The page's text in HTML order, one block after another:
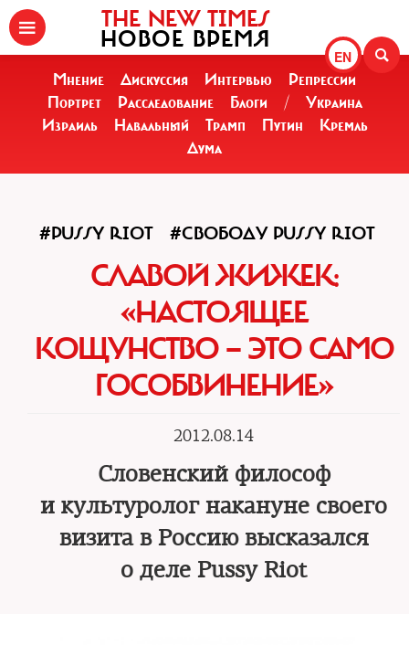
EN
THE NEW TIMES
НОВОЕ ВРЕМЯ
Мнение Дискуссия Интервью
Репрессии
Портрет
Расследование Блоги /
Украина
Израиль
Навальный Трамп Путин
Кремль
Дума
#PUSSY RIOT #СВОБОДУ PUSSY RIOT
СЛАВОЙ ЖИЖЕК:
«НАСТОЯЩЕЕ
КОЩУНСТВО — ЭТО САМО
ГОСОБВИНЕНИЕ»
2012.08.14
Словенский философ
и культуролог накануне своего
визита в Россию высказался
о деле Pussy Riot